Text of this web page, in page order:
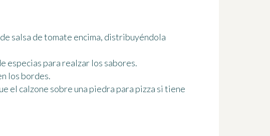
salsa de tomate encima, distribuyéndola
especias para realzar los sabores.
los bordes.
el calzone sobre una piedra para pizza si tiene